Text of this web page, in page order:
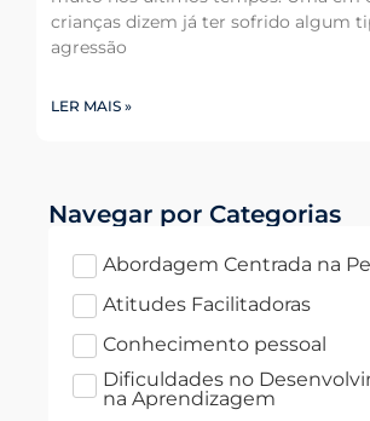
crianças dizem já ter sofrido algum
agressão
LER MAIS »
Navegar por Categorias
Abordagem Centrada na
Atitudes Facilitadoras
Conhecimento pessoal
Dificuldades no
na Aprendizagem